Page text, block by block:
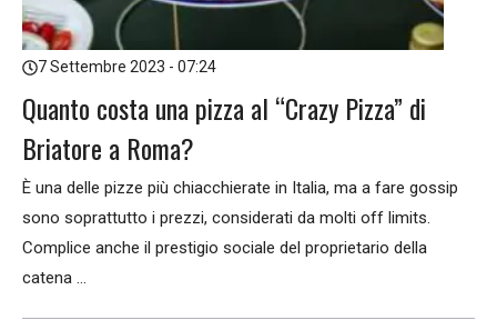
7 Settembre 2023 - 07:24
Quanto costa una pizza al “Crazy Pizza” di
Briatore a Roma?
È una delle pizze più chiacchierate in Italia, ma a fare gossip
sono soprattutto i prezzi, considerati da molti off limits.
Complice anche il prestigio sociale del proprietario della
catena ...